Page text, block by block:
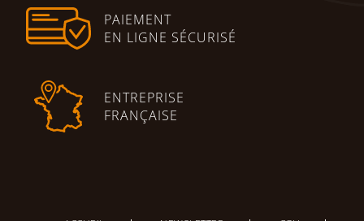
PAIEMENT
EN LIGNE SÉCURISÉ
ENTREPRISE
FRANÇAISE